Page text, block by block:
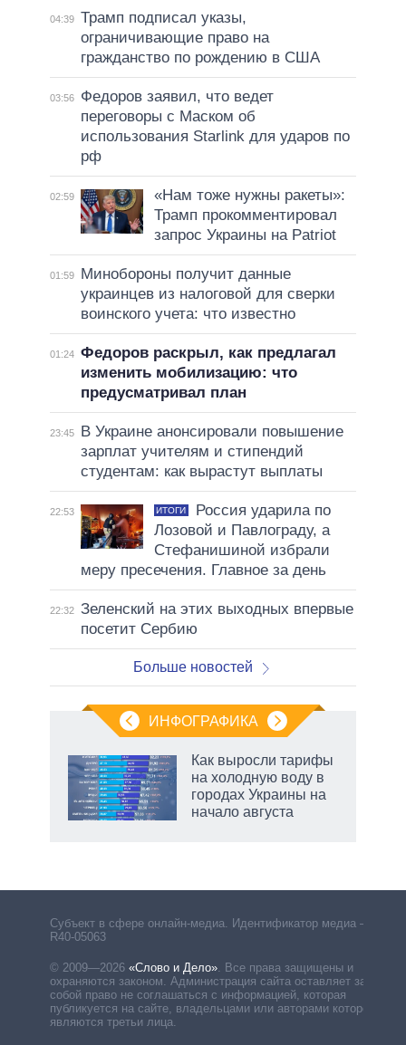
04:39 Трамп подписал указы,
ограничивающие право на
гражданство по рождению в США
03:56
Федоров заявил, что ведет
переговоры с Маском об
использования Starlink для ударов по
рф
02:59
«Нам тоже нужны ракеты»:
Трамп прокомментировал
запрос Украины на Patriot
01:59
Минобороны получит данные
украинцев из налоговой для сверки
воинского учета: что известно
01:24 Федоров раскрыл, как предлагал
изменить мобилизацию: что
предусматривал план
23:45
В Украине анонсировали повышение
зарплат учителям и стипендий
студентам: как вырастут выплаты
22:53 ИТОГИ
Россия ударила по
Лозовой и Павлограду, а
Стефанишиной избрали
меру пресечения. Главное за день
22:32 Зеленский на этих выходных впервые
посетит Сербию
Больше новостей
ИНФОГРАФИКА
Как выросли тарифы
на холодную воду в
городах Украины на
начало августа
Субъект в сфере онлайн-медиа. Идентификатор медиа –
R40-05063
© 2009—2026 «Слово и Дело». Все права защищены и
охраняются законом. Администрация сайта оставляет за
собой право не соглашаться с информацией, которая
публикуется на сайте, владельцами или авторами которой
являются третьи лица.